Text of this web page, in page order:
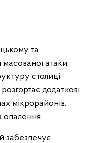
та
атаки
столиці
додаткові
мікрорайонів,
опалення.
забезпечує